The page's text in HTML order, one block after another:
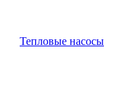
Тепловые насосы